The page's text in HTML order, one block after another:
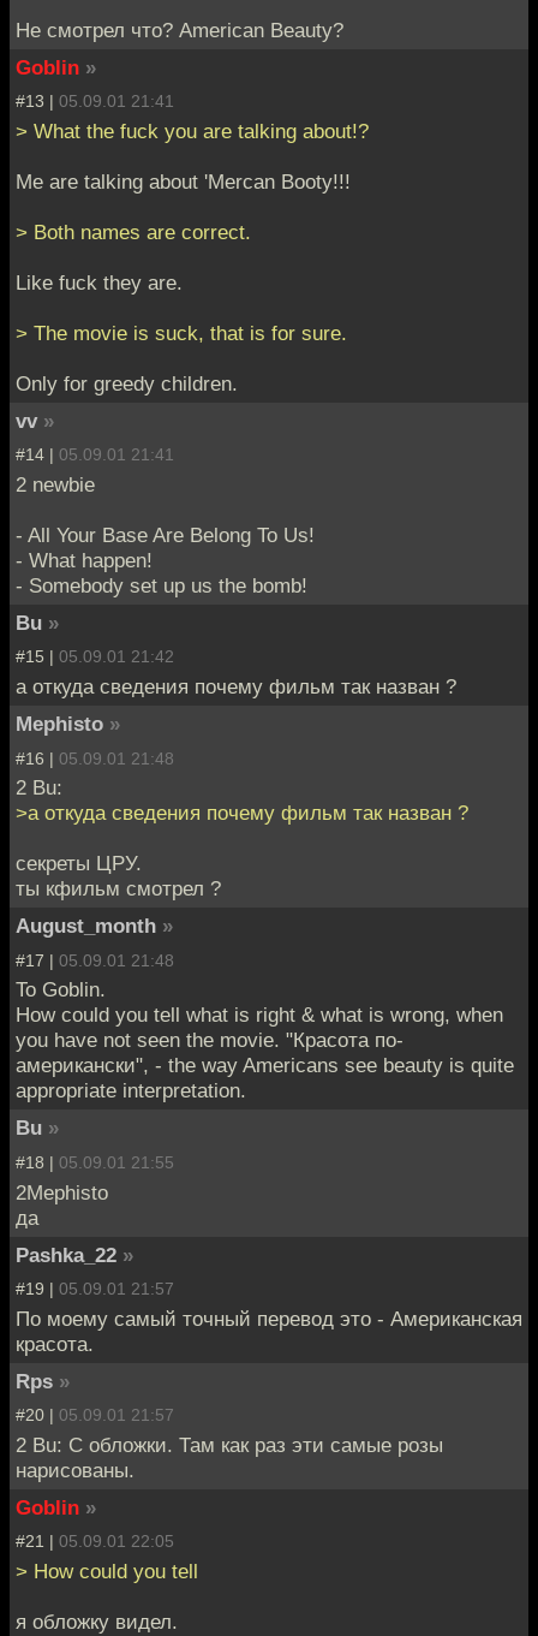
Не смотрел что? American Beauty?
Goblin »
#13 | 05.09.01 21:41
> What the fuck you are talking about!?
Me are talking about 'Mercan Booty!!!
> Both names are correct.
Like fuck they are.
> The movie is suck, that is for sure.
Only for greedy children.
vv »
#14 | 05.09.01 21:41
2 newbie
- All Your Base Are Belong To Us!
- What happen!
- Somebody set up us the bomb!
Bu »
#15 | 05.09.01 21:42
а откуда сведения почему фильм так назван ?
Mephisto »
#16 | 05.09.01 21:48
2 Bu:
>а откуда сведения почему фильм так назван ?
секреты ЦРУ.
ты кфильм смотрел ?
August_month »
#17 | 05.09.01 21:48
To Goblin.
How could you tell what is right & what is wrong, when
you have not seen the movie. "Красота по-
американски", - the way Americans see beauty is quite
appropriate interpretation.
Bu »
#18 | 05.09.01 21:55
2Mephisto
да
Pashka_22 »
#19 | 05.09.01 21:57
По моему самый точный перевод это - Американская
красота.
Rps »
#20 | 05.09.01 21:57
2 Bu: С обложки. Там как раз эти самые розы
нарисованы.
Goblin »
#21 | 05.09.01 22:05
> How could you tell
я обложку видел.